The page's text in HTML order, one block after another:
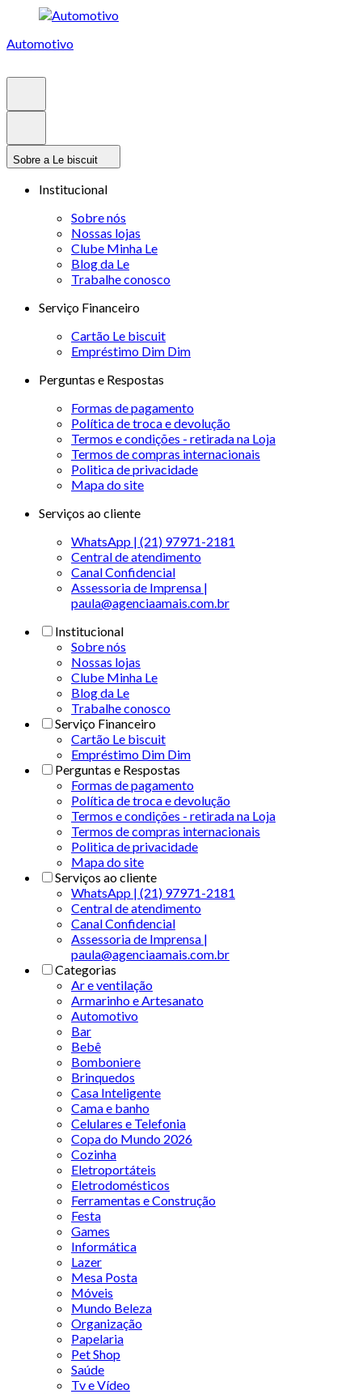
Automotivo
Sobre a Le biscuit
Institucional
Sobre nós
Nossas lojas
Clube Minha Le
Blog da Le
Trabalhe conosco
Serviço Financeiro
Cartão Le biscuit
Empréstimo Dim Dim
Perguntas e Respostas
Formas de pagamento
Política de troca e devolução
Termos e condições - retirada na Loja
Termos de compras internacionais
Politica de privacidade
Mapa do site
Serviços ao cliente
WhatsApp | (21) 97971-2181
Central de atendimento
Canal Confidencial
Assessoria de Imprensa |
paula@agenciaamais.com.br
Institucional
Sobre nós
Nossas lojas
Clube Minha Le
Blog da Le
Trabalhe conosco
Serviço Financeiro
Cartão Le biscuit
Empréstimo Dim Dim
Perguntas e Respostas
Formas de pagamento
Política de troca e devolução
Termos e condições - retirada na Loja
Termos de compras internacionais
Politica de privacidade
Mapa do site
Serviços ao cliente
WhatsApp | (21) 97971-2181
Central de atendimento
Canal Confidencial
Assessoria de Imprensa |
paula@agenciaamais.com.br
Categorias
Ar e ventilação
Armarinho e Artesanato
Automotivo
Bar
Bebê
Bomboniere
Brinquedos
Casa Inteligente
Cama e banho
Celulares e Telefonia
Copa do Mundo 2026
Cozinha
Eletroportáteis
Eletrodomésticos
Ferramentas e Construção
Festa
Games
Informática
Lazer
Mesa Posta
Móveis
Mundo Beleza
Organização
Papelaria
Pet Shop
Saúde
Tv e Vídeo